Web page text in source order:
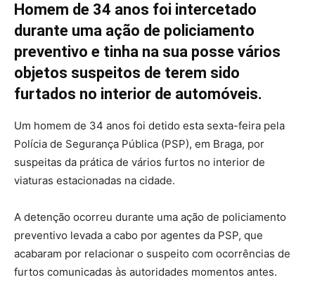
Homem de 34 anos foi intercetado
durante uma ação de policiamento
preventivo e tinha na sua posse vários
objetos suspeitos de terem sido
furtados no interior de automóveis.
Um homem de 34 anos foi detido esta sexta-feira pela
Polícia de Segurança Pública (PSP), em Braga, por
suspeitas da prática de vários furtos no interior de
viaturas estacionadas na cidade.
A detenção ocorreu durante uma ação de policiamento
preventivo levada a cabo por agentes da PSP, que
acabaram por relacionar o suspeito com ocorrências de
furtos comunicadas às autoridades momentos antes.